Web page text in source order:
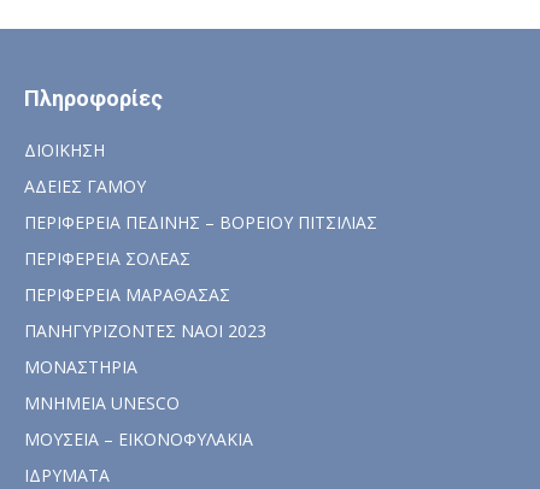
Πληροφορίες
ΔΙΟΙΚΗΣΗ
ΑΔΕΙΕΣ ΓΑΜΟΥ
ΠΕΡΙΦΕΡΕΙΑ ΠΕΔΙΝΗΣ – ΒΟΡΕΙΟΥ ΠΙΤΣΙΛΙΑΣ
ΠΕΡΙΦΕΡΕΙΑ ΣΟΛΕΑΣ
ΠΕΡΙΦΕΡΕΙΑ ΜΑΡΑΘΑΣΑΣ
ΠΑΝΗΓΥΡΙΖΟΝΤΕΣ ΝΑΟΙ 2023
ΜΟΝΑΣΤΗΡΙΑ
ΜΝΗΜΕΙΑ UNESCO
ΜΟΥΣΕΙΑ – ΕΙΚΟΝΟΦΥΛΑΚΙΑ
ΙΔΡΥΜΑΤΑ